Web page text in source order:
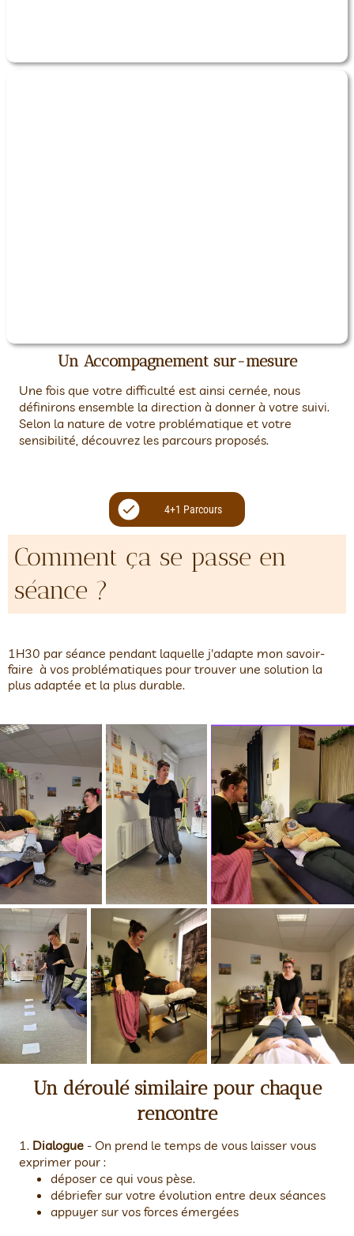
Un Accompagnement sur-mesure
Une fois que votre difficulté est ainsi cernée, nous
définirons ensemble la direction à donner à votre suivi.
Selon la nature de votre problématique et votre
sensibilité, découvrez les parcours proposés.
4+1 Parcours
Comment ça se passe en
séance ?
1H30 par séance pendant laquelle j'adapte mon savoir-
faire à vos problématiques pour trouver une solution la
plus adaptée et la plus durable.
Un déroulé similaire pour chaque
rencontre
1. Dialogue - On prend le temps de vous laisser vous
exprimer pour :
déposer ce qui vous pèse.
débriefer sur votre évolution entre deux séances
appuyer sur vos forces émergées